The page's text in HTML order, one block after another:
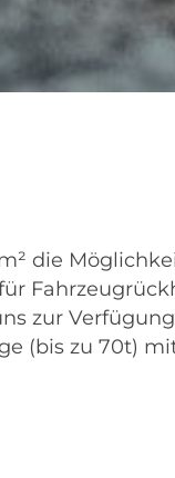
die
zur
(bis zu 70t)